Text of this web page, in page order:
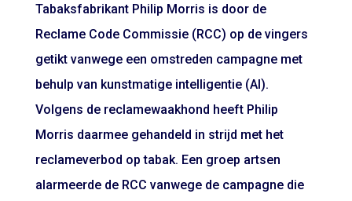
Tabaksfabrikant Philip Morris is door de
Reclame Code Commissie (RCC) op de vingers
getikt vanwege een omstreden campagne met
behulp van kunstmatige intelligentie (AI).
Volgens de reclamewaakhond heeft Philip
Morris daarmee gehandeld in strijd met het
reclameverbod op tabak. Een groep artsen
alarmeerde de RCC vanwege de campagne die